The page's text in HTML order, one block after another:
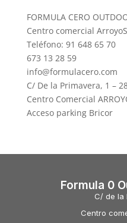
FORMULA CERO
Centro comercial
Teléfono: 91 648 65 70
673 13 28 59
info@formulacero.com
C/ De la Primavera, 1 –
Centro Comercial
Acceso parking Bricor
Formula 0
C/ de la
Centro